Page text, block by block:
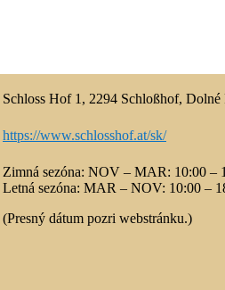
Schloss Hof 1, 2294 Schloßhof,
https://www.schlosshof.at/sk/
Zimná sezóna: NOV – MAR: 10:00 –
Letná sezóna: MAR – NOV: 10:00 –
(Presný dátum pozri webstránku.)